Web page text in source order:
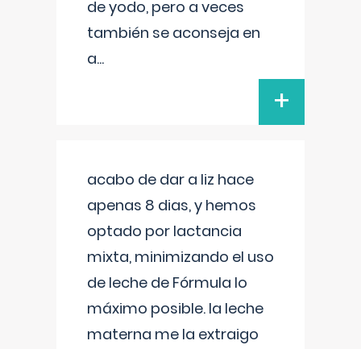
de yodo, pero a veces
también se aconseja en
a...
+
acabo de dar a liz hace
apenas 8 dias, y hemos
optado por lactancia
mixta, minimizando el uso
de leche de Fórmula lo
máximo posible. la leche
materna me la extraigo